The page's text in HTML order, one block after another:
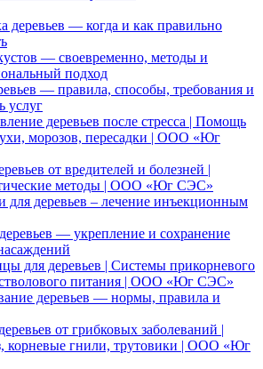
деревьев — когда и как правильно
— своевременно, методы и
подход
— правила, способы, требования и
услуг
деревьев после стресса | Помощь
морозов, пересадки | ООО «Юг
от вредителей и болезней |
методы | ООО «Юг СЭС»
для деревьев – лечение инъекционным
— укрепление и сохранение
для деревьев | Системы прикорневого
питания | ООО «Юг СЭС»
деревьев — нормы, правила и
от грибковых заболеваний |
корневые гнили, трутовики | ООО «Юг